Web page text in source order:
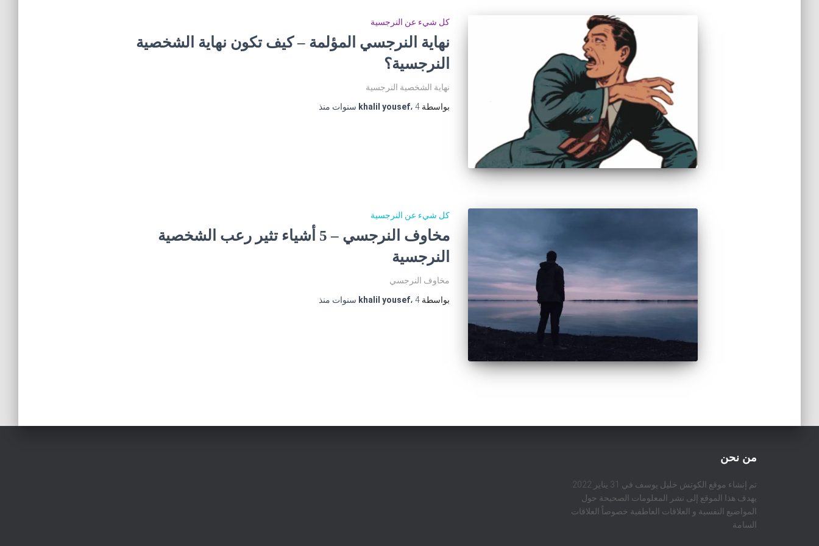
كل شيء عن النرجسية
نهاية النرجسي المؤلمة – كيف تكون نهاية الشخصية
النرجسية؟
نهاية الشخصية النرجسية
بواسطة
khalil yousef،4 سنوات منذ
كل شيء عن النرجسية
مخاوف النرجسي – 5 أشياء تثير رعب الشخصية
النرجسية
مخاوف النرجسي
بواسطة
khalil yousef،4 سنوات منذ
من نحن
يهدف هذا الموقع إلى نشر المعلومات الصحيحة حول
المواضيع النفسية و العلاقات العاطفية خصوصاً العلاقات
السامة